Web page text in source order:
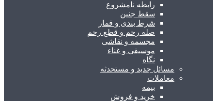
رابطه نامشروع
سقط جنین
شرط بندی و قمار
صله رحم و قطع رحم
مجسمه و نقاشی
موسیقی و غناء
نگاه
مسائل جدید و مستحدثه
معاملات
بیمه
خرید و فروش